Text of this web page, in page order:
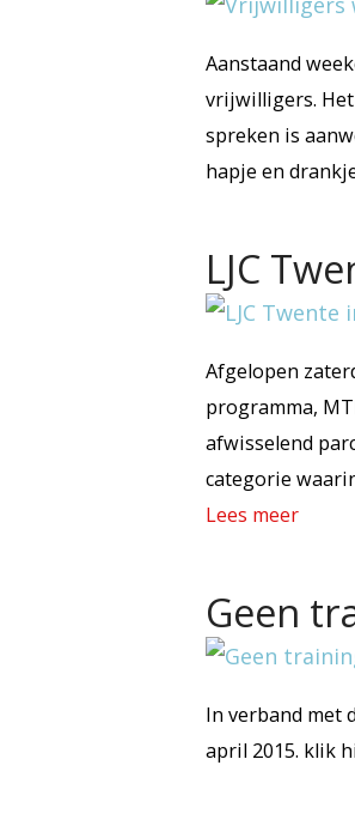
Aanstaand
vrijwilligers.
spreken is
hapje en
LJC
Afgelopen
programma,
afwisselend
categorie
Lees meer
Geen
In verband met
april 2015. klik